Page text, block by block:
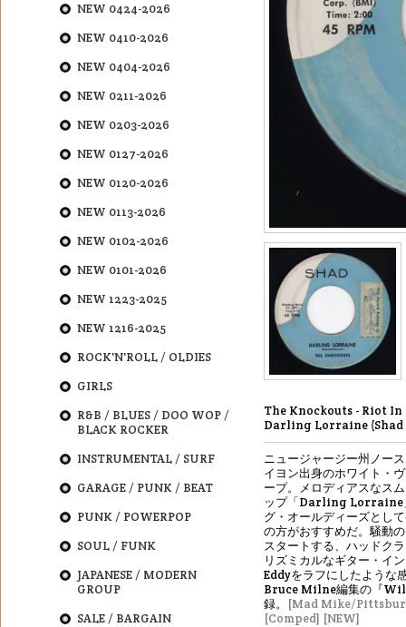
The Knockouts - Riot In
Darling Lorraine (Shad
ニュージャージー州ノー
イヨン出身のホワイト・
ープ。メロディアスなス
ップ「Darling Lorraine
グ・オールディーズとし
の方がおすすめだ。騒動
スタートする、ハッドク
リズミカルなギター・イ
Eddyをラフにしたような
Bruce Milne編集の『
録。
[Mad Mike/
[Comped] [NEW]
NEW 0424-2026
NEW 0410-2026
NEW 0404-2026
NEW 0211-2026
NEW 0203-2026
NEW 0127-2026
NEW 0120-2026
NEW 0113-2026
NEW 0102-2026
NEW 0101-2026
NEW 1223-2025
NEW 1216-2025
ROCK'N'ROLL / OLDIES
GIRLS
R&B / BLUES / DOO WOP /
BLACK ROCKER
INSTRUMENTAL / SURF
GARAGE / PUNK / BEAT
PUNK / POWERPOP
SOUL / FUNK
JAPANESE / MODERN
GROUP
SALE / BARGAIN